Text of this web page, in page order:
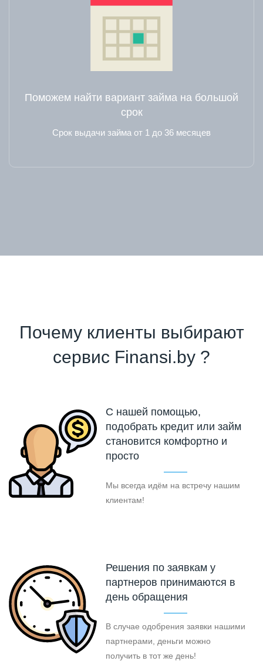
Поможем найти вариант займа на большой
срок
Срок выдачи займа от 1 до 36 месяцев
Почему клиенты выбирают
сервис Finansi.by ?
С нашей помощью,
подобрать кредит или займ
становится комфортно и
просто
Мы всегда идём на встречу нашим
клиентам!
Решения по заявкам у
партнеров принимаются в
день обращения
В случае одобрения заявки нашими
партнерами, деньги можно
получить в тот же день!